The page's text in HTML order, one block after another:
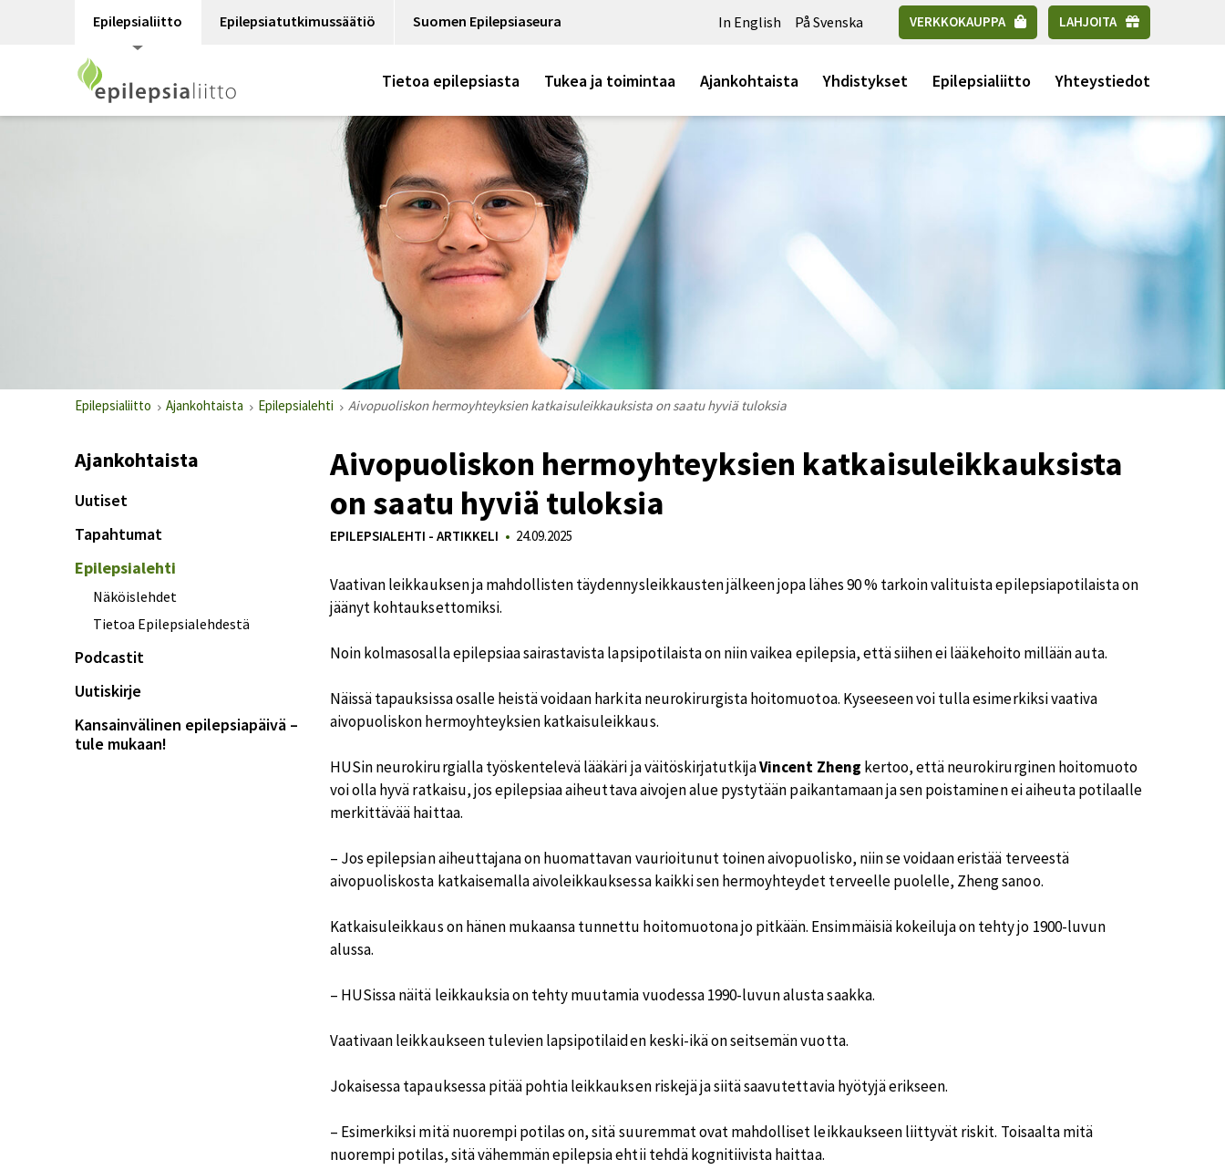
Epilepsialiitto Epilepsiatutkimussäätiö Suomen Epilepsiaseura In English På Svenska VERKKOKAUPPA LAHJOITA
Tietoa epilepsiasta Tukea ja toimintaa Ajankohtaista Yhdistykset Epilepsialiitto Yhteystiedot
Epilepsialiitto Ajankohtaista Epilepsialehti Aivopuoliskon hermoyhteyksien katkaisuleikkauksista on saatu hyviä tuloksia
Aivopuoliskon hermoyhteyksien katkaisuleikkauksista
on saatu hyviä tuloksia
EPILEPSIALEHTI - ARTIKKELI 24.09.2025
Vaativan leikkauksen ja mahdollisten täydennysleikkausten jälkeen jopa lähes 90 % tarkoin valituista epilepsiapotilaista on
jäänyt kohtauksettomiksi.
Noin kolmasosalla epilepsiaa sairastavista lapsipotilaista on niin vaikea epilepsia, että siihen ei lääkehoito millään auta.
Näissä tapauksissa osalle heistä voidaan harkita neurokirurgista hoitomuotoa. Kyseeseen voi tulla esimerkiksi vaativa
aivopuoliskon hermoyhteyksien katkaisuleikkaus.
HUSin neurokirurgialla työskentelevä lääkäri ja väitöskirjatutkijaVincent Zheng kertoo, että neurokirurginen hoitomuoto
voi olla hyvä ratkaisu, jos epilepsiaa aiheuttava aivojen alue pystytään paikantamaan ja sen poistaminen ei aiheuta potilaalle
merkittävää haittaa.
– Jos epilepsian aiheuttajana on huomattavan vaurioitunut toinen aivopuolisko, niin se voidaan eristää terveestä
aivopuoliskosta katkaisemalla aivoleikkauksessa kaikki sen hermoyhteydet terveelle puolelle, Zheng sanoo.
Katkaisuleikkaus on hänen mukaansa tunnettu hoitomuotona jo pitkään. Ensimmäisiä kokeiluja on tehty jo 1900-luvun
alussa.
– HUSissa näitä leikkauksia on tehty muutamia vuodessa 1990-luvun alusta saakka.
Vaativaan leikkaukseen tulevien lapsipotilaiden keski-ikä on seitsemän vuotta.
Jokaisessa tapauksessa pitää pohtia leikkauksen riskejä ja siitä saavutettavia hyötyjä erikseen.
– Esimerkiksi mitä nuorempi potilas on, sitä suuremmat ovat mahdolliset leikkaukseen liittyvät riskit. Toisaalta mitä
nuorempi potilas, sitä vähemmän epilepsia ehtii tehdä kognitiivista haittaa.
Ajankohtaista
Uutiset
Tapahtumat
Epilepsialehti
Näköislehdet
Tietoa Epilepsialehdestä
Podcastit
Uutiskirje
Kansainvälinen epilepsiapäivä –
tule mukaan!